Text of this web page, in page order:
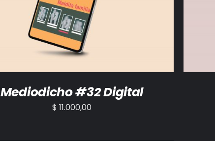
AÑADIR AL CARRITO /
Mediodicho #32 Digital
$ 11.000,00